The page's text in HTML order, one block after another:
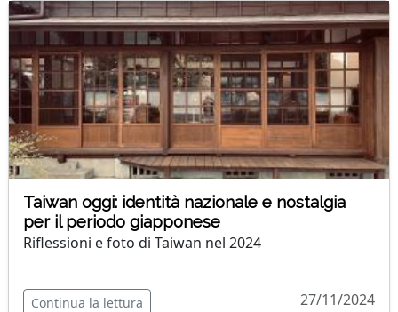
Taiwan oggi: identità nazionale e nostalgia
per il periodo giapponese
Riflessioni e foto di Taiwan nel 2024
Continua la lettura 27/11/2024